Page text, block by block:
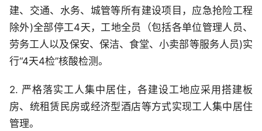
建、交通、水务、城管等所有建设项目，应急抢险工程
除外)全部停工4天，工地全员（包括各单位管理人员、
劳务工人以及保安、保洁、食堂、小卖部等服务人员)实
行“4天4检”核酸检测。
2. 严格落实工人集中居住，各建设工地应采用搭建板
房、统租赁民房或经济型酒店等方式实现工人集中居住
管理。